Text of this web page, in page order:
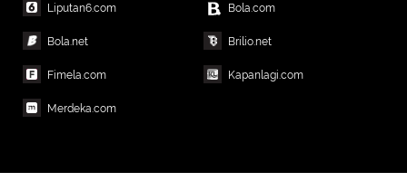
Liputan6.com Bola.com
Bola.net Brilio.net
Fimela.com Kapanlagi.com
Merdeka.com